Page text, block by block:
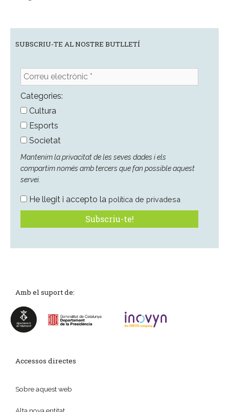
SUBSCRIU-TE AL NOSTRE BUTLLETÍ
Correu
electrònic
*Categories:
Cultura
Esports
Societat
Mantenim la privacitat de les seves dades i els
compartim només amb tercers que fan possible aquest
servei.
He llegit i accepto la política de privadesa
Amb el suport de:
Accessos directes
Sobre aquest web